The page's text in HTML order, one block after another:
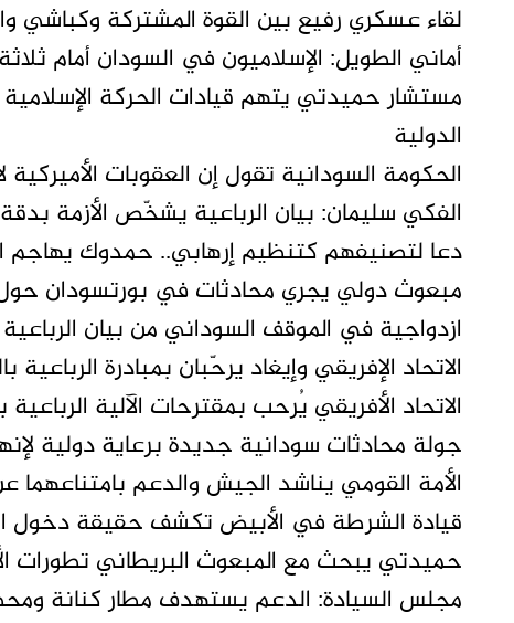
لقاء عسكري رفيع بين القوة المشتركة وكباشي
أماني الطويل: الإسلاميون في السودان أمام
مستشار حميدتي يتهم قيادات الحركة
الدولية
الحكومة السودانية تقول إن العقوبات
الفكي سليمان: بيان الرباعية يشخّص الأزمة
دعا لتصنيفهم كتنظيم إرهابي.. حمدوك يهاجم
مبعوث دولي يجري محادثات في بورتسودان
ازدواجية في الموقف السوداني من بيان
الاتحاد الإفريقي وإيغاد يرحّبان بمبادرة
الاتحاد الأفريقي يُرحب بمقترحات الآلية
جولة محادثات سودانية جديدة برعاية دولية
الأمة القومي يناشد الجيش والدعم
قيادة الشرطة في الأبيض تكشف حقيقة دخول
حميدتي يبحث مع المبعوث البريطاني تطورات
مجلس السيادة: الدعم يستهدف مطار كنانة